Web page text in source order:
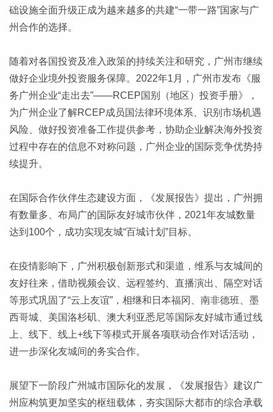
础设施全面升级正成为越来越多的共建“一带一路”国家与广
州合作的选择。
随着对各国投资及准入政策的持续关注和研究，广州市继续
做好企业境外投资服务保障。2022年1月，广州市发布《服
务广州企业“走出去”——RCEP国别（地区）投资手册》，
为广州企业了解RCEP成员国法律环境体系、识别市场机遇
风险、做好投资准备工作提供参考，协助企业解决海外投资
过程中存在的信息不对称问题，广州企业的国际竞争优势持
续提升。
在国际合作伙伴生态建设方面，《发展报告》提出，广州拥
有数量多、布局广的国际友好城市伙伴，2021年友城数量
达到100个，成功实现友城“百城计划”目标。
在疫情影响下，广州积极创新形式和渠道，维系与友城间的
友好往来，借助视频会议、远程签约、直播演出、隔空对话
等形式巩固了“云上友谊”，相继和日本福冈、南非德班、墨
西哥城、美国洛杉矶、澳大利亚悉尼等国际友好城市通过线
上、线下、线上+线下等模式开展各项联动合作对话活动，
进一步深化友城间的务实合作。
展望下一阶段广州城市国际化的发展，《发展报告》建议广
州应构筑更加坚实的枢纽载体，夯实国际大都市的综合承载